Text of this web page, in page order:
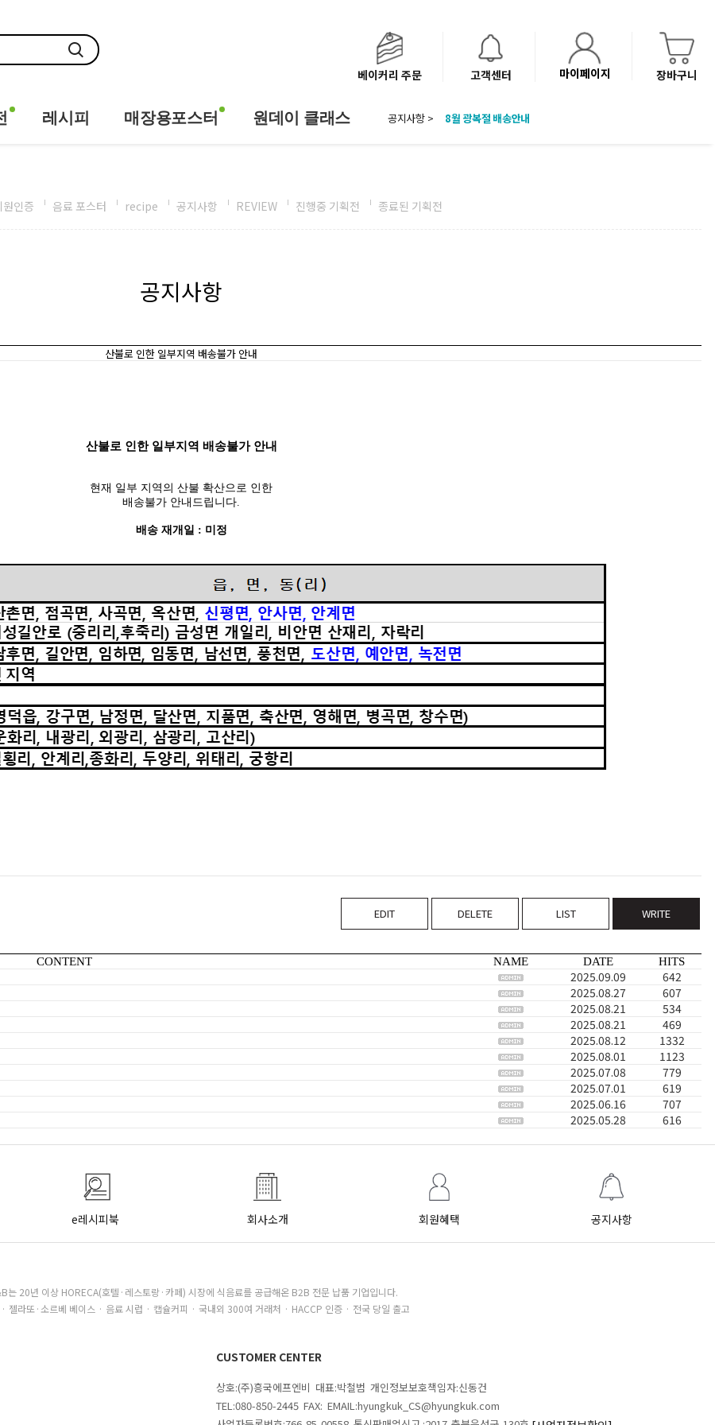
베이커리 주문 고객센터 마이페이지 장바구니
레시피 매장용포스터 원데이 클래스 공지사항 >
8월 광복절 배송안내
인증 음료 포스터 recipe 공지사항 REVIEW 진행중 기획전 종료된 기획전
공지사항
산불로 인한 일부지역 배송불가 안내
산불로 인한 일부지역 배송불가 안내
현재 일부 지역의 산불 확산으로 인한
배송불가 안내드립니다.
배송 재개일 : 미정
EDIT DELETE LIST WRITE
CONTENT NAME DATE HITS
2025.09.09 642
2025.08.27 607
2025.08.21 534
2025.08.21 469
2025.08.12 1332
2025.08.01 1123
2025.07.08 779
2025.07.01 619
2025.06.16 707
2025.05.28 616
e레시피북 회사소개 회원혜택 공지사항
는 20년 이상 HORECA(호텔·레스토랑·카페) 시장에 식음료를 공급해온 B2B 전문 납품 기업입니다.
젤라또·소르베 베이스 · 음료 시럽 · 캡슐커피 · 국내외 300여 거래처 · HACCP 인증 · 전국 당일 출고
CUSTOMER CENTER
상호:(주)흥국에프엔비 대표:박철범 개인정보보호책임자:신동건
TEL:080-850-2445 FAX: EMAIL:hyungkuk_CS@hyungkuk.com